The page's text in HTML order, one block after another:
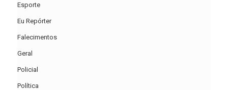
Esporte
Eu Repórter
Falecimentos
Geral
Policial
Política